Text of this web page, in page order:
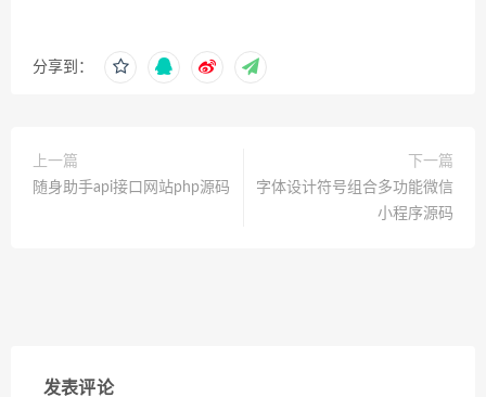
分享到：
上一篇
随身助手api接口网站php源码
下一篇
字体设计符号组合多功能微信
小程序源码
发表评论